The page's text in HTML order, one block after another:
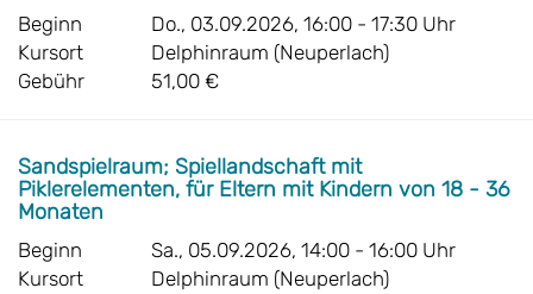
Beginn
Do., 03.09.2026, 16:00 - 17:30 Uhr
Kursort
Delphinraum (Neuperlach)
Gebühr
51,00 €
Sandspielraum; Spiellandschaft mit
Piklerelementen, für Eltern mit Kindern von 18 - 36
Monaten
Beginn
Sa., 05.09.2026, 14:00 - 16:00 Uhr
Kursort
Delphinraum (Neuperlach)